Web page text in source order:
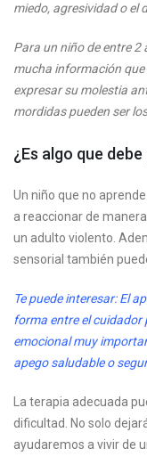
miedo, agresividad o el
Para un niño de entre 2
mucha información que
expresar su molestia
mordidas pueden ser
¿Es algo que
Un niño que no
a reaccionar de
un adulto violento.
sensorial también
Te puede interesar: El
forma entre el cuidador
emocional muy
apego saludable o
La terapia adecuada
dificultad. No solo
ayudaremos a vivir de